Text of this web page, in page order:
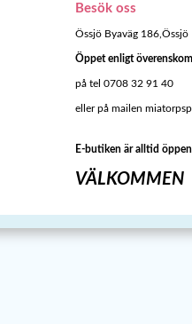
Besök oss
Össjö Byaväg 186,Össjö
Öppet enligt
på tel 0708 32 91 40
eller på mailen
E-butiken är alltid öppen
VÄLKOMMEN